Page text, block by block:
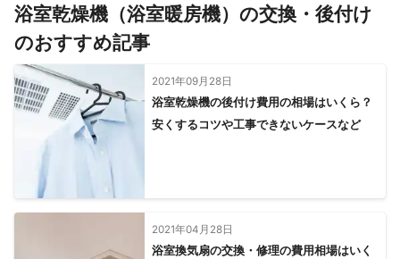
浴室乾燥機（浴室暖房機）の交換・後付け
のおすすめ記事
2021年09月28日
浴室乾燥機の後付け費用の相場はいくら？
安くするコツや工事できないケースなど
2021年04月28日
浴室換気扇の交換・修理の費用相場はいく